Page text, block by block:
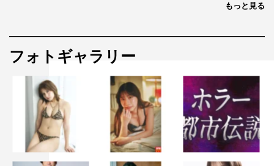
もっと見る
フォトギャラリー